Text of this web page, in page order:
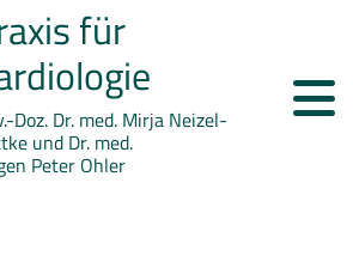
für
Doz. Dr. med. Mirja Neizel-
und Dr. med.
Peter Ohler